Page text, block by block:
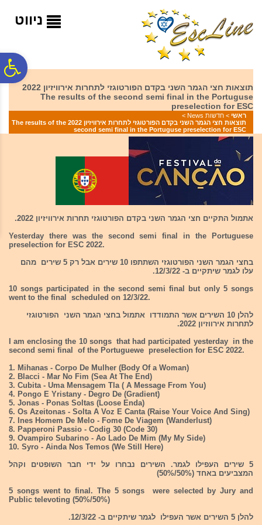
המרכזי
ניווט
תוצאות חצי הגמר השני בקדם הפורטוגזי לתחרות אירוויזיון 2022
The results of the second semi final in the Portuguse
preselection for ESC
ראשי > חדשות News
>
תוצאות חצי הגמר השני בקדם הפורטוגזי לתחרות אירוויזיון 2022 The results of the
second semi final in the Portuguse preselection for ESC
אתמול התקיים חצי הגמר השני בקדם הפורטוגזי תחרות אירוויזיון 2022.
Yesterday there was the second semi final in the Portuguese
preselection for ESC 2022.
בחצי הגמר השני הפורטוגזי השתתפו 10 שירים אבל רק 5 שירים מהם
עלו לגמר שיתקיים ב- 12/3/22.
10 songs participated in the second semi final but only 5 songs
went to the final scheduled on 12/3/22.
להלן 10 השירים אשר התמודדו אתמול בחצי הגמר השני הפורטוגזי
לתחרות אירווזיון 2022.
I am enclosing the 10 songs that had participated yesterday in the
second semi final of the Portuguewe preselection for ESC 2022.
1. Mihanas - Corpo De Mulher (Body Of a Woman)
2. Blacci - Mar No Fim (Sea At The End)
3. Cubita - Uma Mensagem Tla ( A Message From You)
4. Pongo E Yristany - Degro De (Gradient)
5. Jonas - Ponas Soltas (Loose Enda)
6. Os Azeitonas - Solta A Voz E Canta (Raise Your Voice And Sing)
7. Ines Homem De Melo - Fome De Viagem (Wanderlust)
8. Papperoni Passio - Codig 30 (Code 30)
9. Ovampiro Subarino - Ao Lado De Mim (My My Side)
10. Syro - Ainda Nos Temos (We Still Here)
5 שירים העפילו לגמר. השירים נבחרו על ידי חבר השופטים וקהל
המצביעים באחד (50%/50%)
5 songs went to final. The 5 songs were selected by Jury and
Public televoting (50%/50%)
להלן 5 השירים אשר העפילו לגמר שיתקיים ב- 12/3/22.